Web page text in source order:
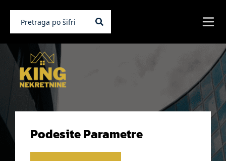
Podesite Parametre